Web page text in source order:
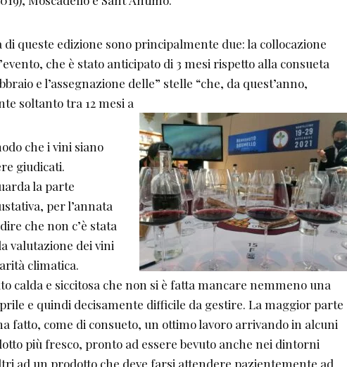
queste edizione sono principalmente due: la collocazione
che è stato anticipato di 3 mesi rispetto alla consueta
e l’assegnazione delle” stelle “che, da quest’anno,
soltanto tra 12 mesi a
che i vini siano
giudicati.
la parte
per l’annata
che non c’è stata
valutazione dei vini
climatica.
calda e siccitosa che non si è fatta mancare nemmeno una
e quindi decisamente difficile da gestire. La maggior parte
fatto, come di consueto, un ottimo lavoro arrivando in alcuni
più fresco, pronto ad essere bevuto anche nei dintorni
ad un prodotto che deve farsi attendere pazientemente ad